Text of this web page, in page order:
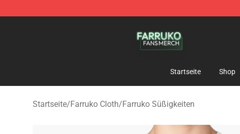
Startseite Shop
Startseite/Farruko Cloth/Farruko Süßigkeiten